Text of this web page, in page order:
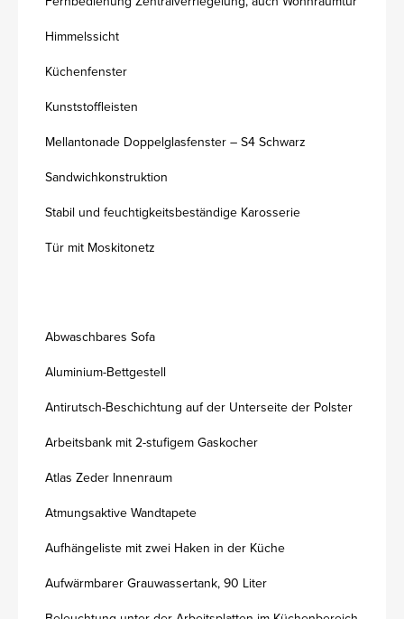
Himmelssicht
Küchenfenster
Kunststoffleisten
Mellantonade Doppelglasfenster – S4 Schwarz
Sandwichkonstruktion
Stabil und feuchtigkeitsbeständige Karosserie
Tür mit Moskitonetz
Abwaschbares Sofa
Aluminium-Bettgestell
Antirutsch-Beschichtung auf der Unterseite der Polster
Arbeitsbank mit 2-stufigem Gaskocher
Atlas Zeder Innenraum
Atmungsaktive Wandtapete
Aufhängeliste mit zwei Haken in der Küche
Aufwärmbarer Grauwassertank, 90 Liter